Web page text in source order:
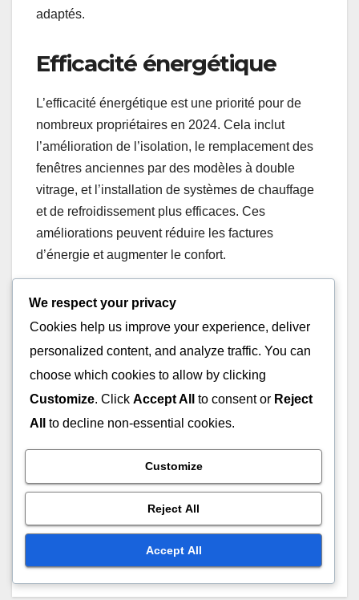
adaptés.
Efficacité énergétique
L’efficacité énergétique est une priorité pour de
nombreux propriétaires en 2024. Cela inclut
l’amélioration de l’isolation, le remplacement des
fenêtres anciennes par des modèles à double
vitrage, et l’installation de systèmes de chauffage
et de refroidissement plus efficaces. Ces
améliorations peuvent réduire les factures
d’énergie et augmenter le confort.
Pour maximiser l’efficacité énergétique, envisagez
de faire réaliser un audit énergétique de votre
maison. Cela vous permettra d’identifier les
Post
navigation
domiciliaire : stratégies de
rénovation domiciliaire :
We respect your privacy
Cookies help us improve your experience, deliver
personalized content, and analyze traffic. You can
choose which cookies to allow by clicking
Customize. Click Accept All to consent or Reject
All
to decline non-essential cookies.
Customize
Reject All
Accept All